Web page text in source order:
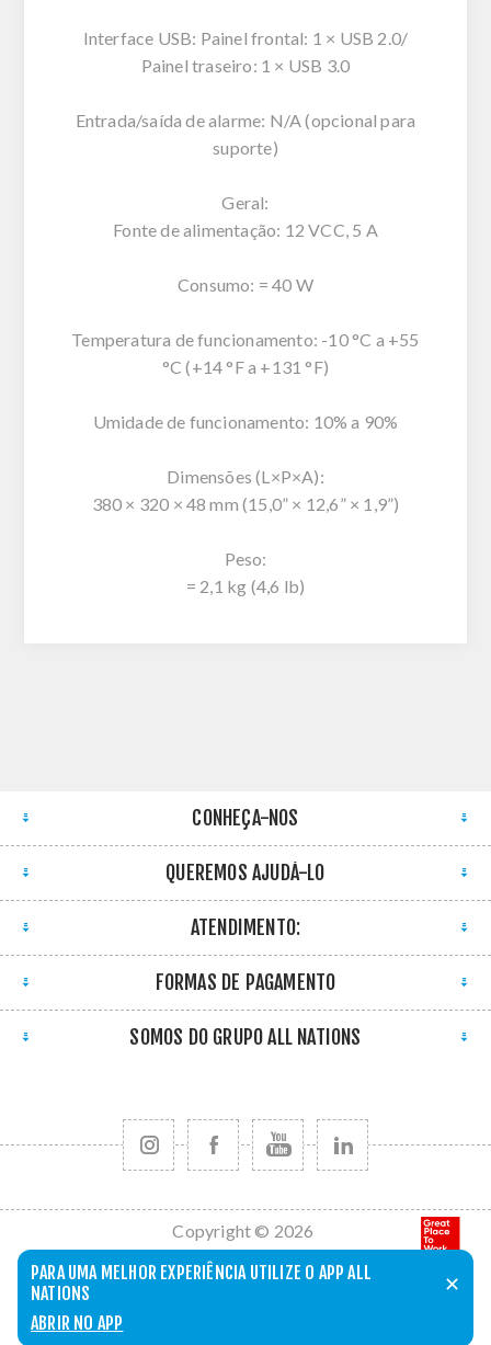
PARA UMA MELHOR EXPERIÊNCIA UTILIZE O APP ALL
NATIONS
✕
ABRIR NO APP
Interface USB: Painel frontal: 1 × USB 2.0/
Painel traseiro: 1 × USB 3.0
Entrada/saída de alarme: N/A (opcional para
suporte)
Geral:
Fonte de alimentação: 12 VCC, 5 A
Consumo: = 40 W
Temperatura de funcionamento: -10 °C a +55
°C (+14 °F a +131 °F)
Umidade de funcionamento: 10% a 90%
Dimensões (L×P×A):
380 × 320 × 48 mm (15,0” × 12,6” × 1,9”)
Peso:
= 2,1 kg (4,6 lb)
CONHEÇA-NOS
QUEREMOS AJUDÁ-LO
ATENDIMENTO:
FORMAS DE PAGAMENTO
SOMOS DO GRUPO ALL NATIONS
Copyright © 2026
All Nations. Todos
os direitos